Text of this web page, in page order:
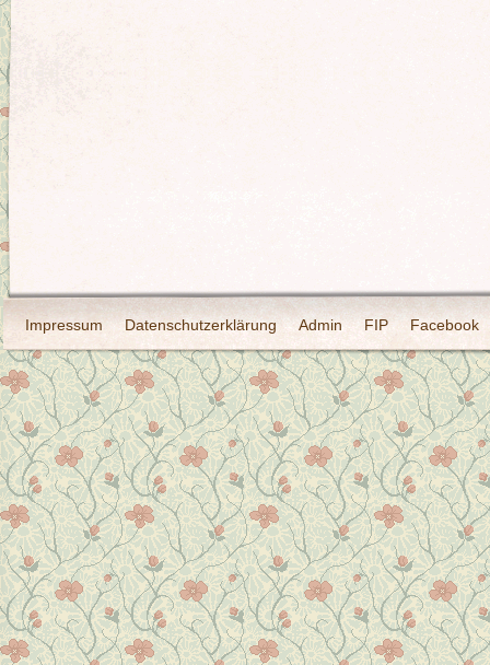
Impressum Datenschutzerklärung Admin FIP Facebook